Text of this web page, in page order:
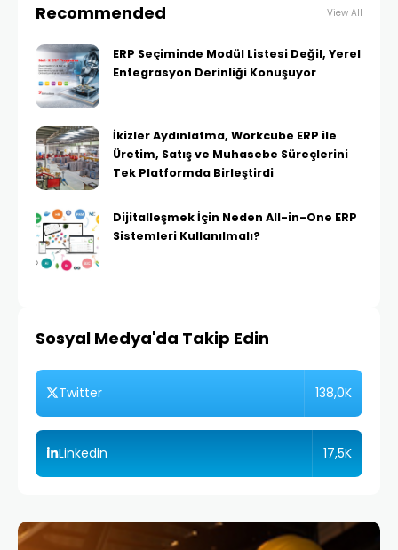
Recommended View All
ERP Seçiminde Modül Listesi Değil, Yerel
Entegrasyon Derinliği Konuşuyor
İkizler Aydınlatma, Workcube ERP ile
Üretim, Satış ve Muhasebe Süreçlerini
Tek Platformda Birleştirdi
Dijitalleşmek İçin Neden All-in-One ERP
Sistemleri Kullanılmalı?
Sosyal Medya'da Takip Edin
Twitter 138,0K
Linkedin 17,5K